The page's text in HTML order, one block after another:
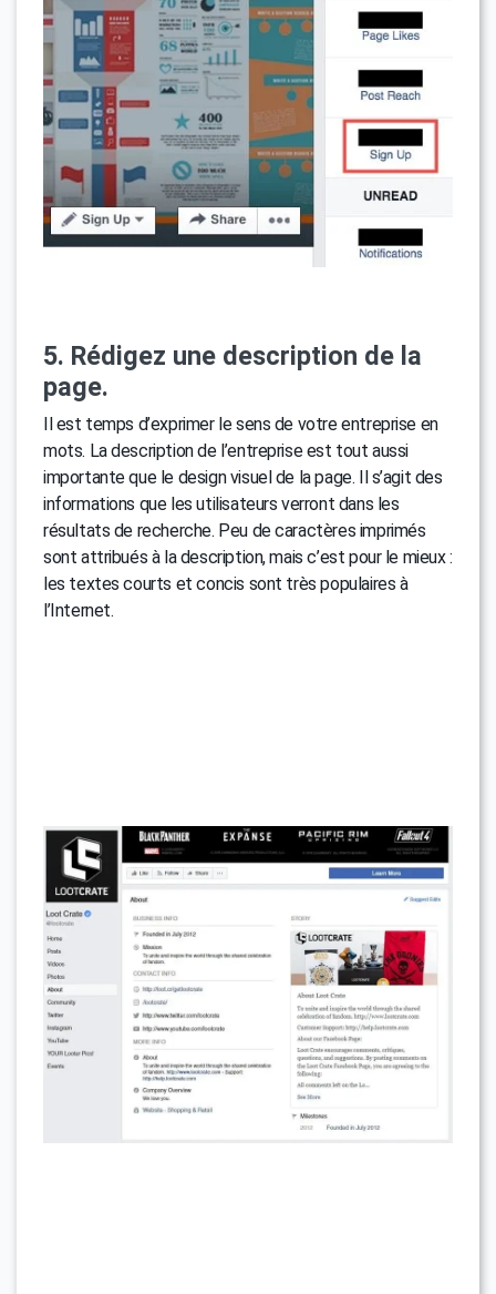
5. Rédigez une description de la
page.
Il est temps d’exprimer le sens de votre entreprise en
mots. La description de l’entreprise est tout aussi
importante que le design visuel de la page. Il s’agit des
informations que les utilisateurs verront dans les
résultats de recherche. Peu de caractères imprimés
sont attribués à la description, mais c’est pour le mieux :
les textes courts et concis sont très populaires à
l’Internet.